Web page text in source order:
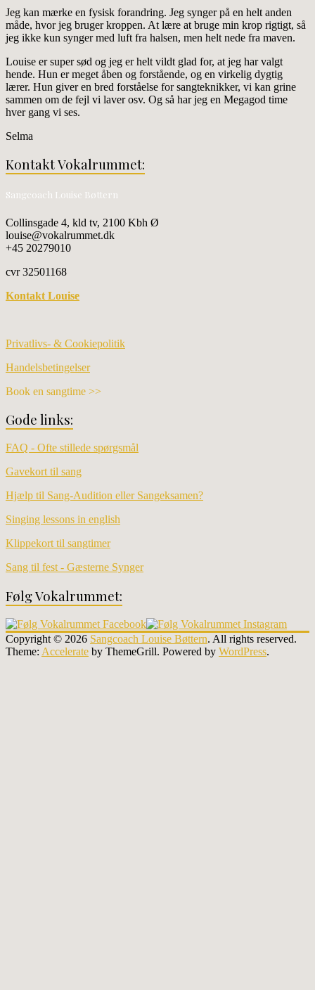
Jeg kan mærke en fysisk forandring. Jeg synger på en helt anden
måde, hvor jeg bruger kroppen. At lære at bruge min krop rigtigt, så
jeg ikke kun synger med luft fra halsen, men helt nede fra maven.
Louise er super sød og jeg er helt vildt glad for, at jeg har valgt
hende. Hun er meget åben og forstående, og en virkelig dygtig
lærer. Hun giver en bred forståelse for sangteknikker, vi kan grine
sammen om de fejl vi laver osv. Og så har jeg en Megagod time
hver gang vi ses.
Selma
Kontakt Vokalrummet:
Sangcoach Louise Bøttern
Collinsgade 4, kld tv, 2100 Kbh Ø
louise@vokalrummet.dk
+45 20279010
cvr 32501168
Kontakt Louise
Privatlivs- & Cookiepolitik
Handelsbetingelser
Book en sangtime >>
Gode links:
FAQ - Ofte stillede spørgsmål
Gavekort til sang
Hjælp til Sang-Audition eller Sangeksamen?
Singing lessons in english
Klippekort til sangtimer
Sang til fest - Gæsterne Synger
Følg Vokalrummet:
Copyright © 2026 Sangcoach Louise Bøttern. All rights reserved.
Theme: Accelerate by ThemeGrill. Powered by WordPress.